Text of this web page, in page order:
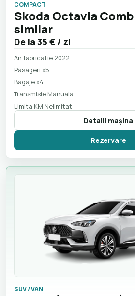
COMPACT
Skoda Octavia
similar
De la 35 € / zi
An fabricatie 2022
Pasageri x5
Bagaje x4
Transmisie Manuala
Limita KM Nelimitat
Detalii maşina
Rezervare
SUV / VAN